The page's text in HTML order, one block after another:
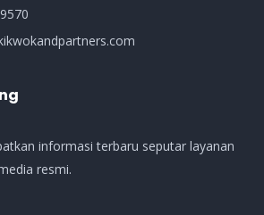
informasi terbaru seputar layanan
resmi.